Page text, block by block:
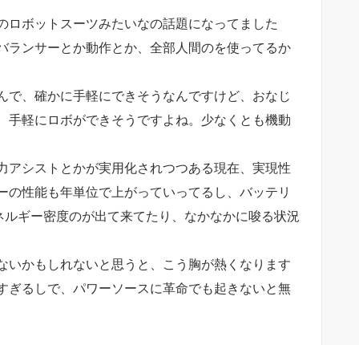
ボットスーツみたいなの話題になってました
ンサーとか動作とか、全部人間のを使ってるか
、確かに手軽にできそうなんですけど、おなじ
軽にロボができそうですよね。少なくとも機動
シストとかが実用化されつつある現在、実現性
性能も年単位で上がっていってるし、バッテリ
ギー密度のが出て来てたり、なかなかに唆る状況
かもしれないと思うと、こう胸が熱くなります
るしで、パワーソースに革命でも起きないと無